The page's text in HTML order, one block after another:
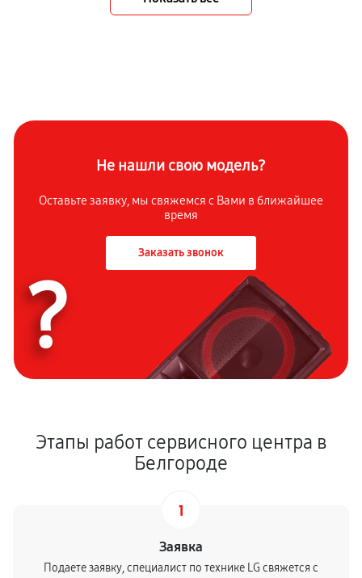
Не нашли свою модель?
Оставьте заявку, мы свяжемся с Вами в ближайшее
время
Заказать звонок
?
Этапы работ сервисного центра в
Белгороде
1
Заявка
Подаете заявку, специалист по технике LG свяжется с